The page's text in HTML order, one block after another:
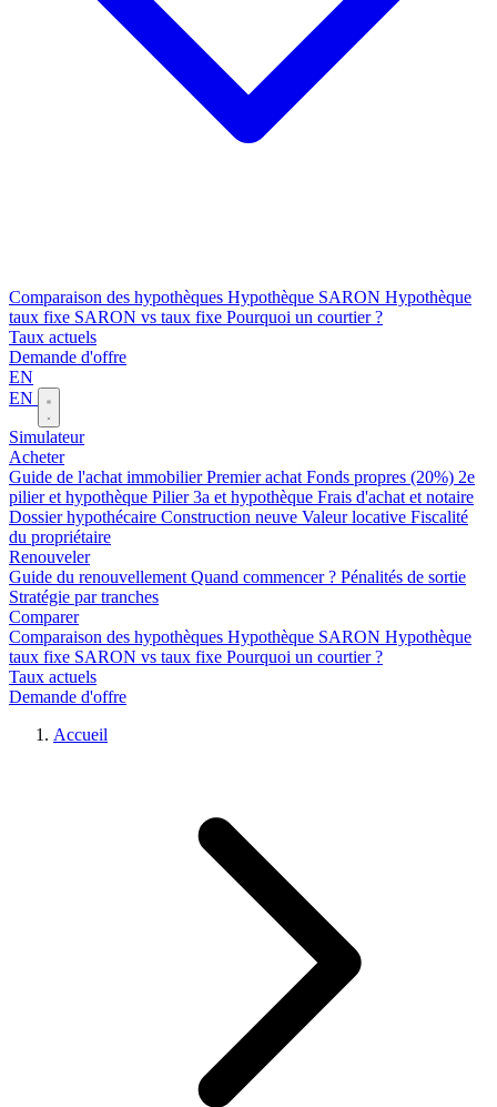
Comparaison des hypothèques Hypothèque SARON Hypothèque
taux fixe SARON vs taux fixe Pourquoi un courtier ?
Taux actuels
Demande d'offre
EN
EN
Simulateur
Acheter
Guide de l'achat immobilierPremier achat Fonds propres (20%) 2e
pilier et hypothèque Pilier 3a et hypothèque Frais d'achat et notaire
Dossier hypothécaire Construction neuve Valeur locative Fiscalité
du propriétaire
Renouveler
Guide du renouvellement Quand commencer ? Pénalités de sortie
Stratégie par tranches
Comparer
Comparaison des hypothèques Hypothèque SARON Hypothèque
taux fixe SARON vs taux fixe Pourquoi un courtier ?
Taux actuels
Demande d'offre
Accueil